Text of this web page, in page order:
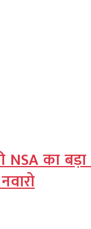
NSA का बड़ा